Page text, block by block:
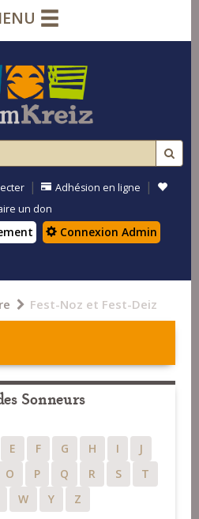
| Adhésion en ligne |
un don
Connexion Admin
Fest-Noz et Fest-Deiz
Sonneurs
E F G H I
J
O P Q R S
T
W Y Z